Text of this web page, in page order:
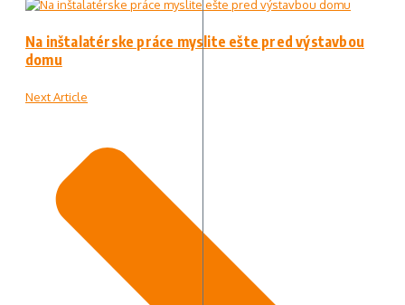
Na inštalatérske práce myslite ešte pred výstavbou
domu
Next Article